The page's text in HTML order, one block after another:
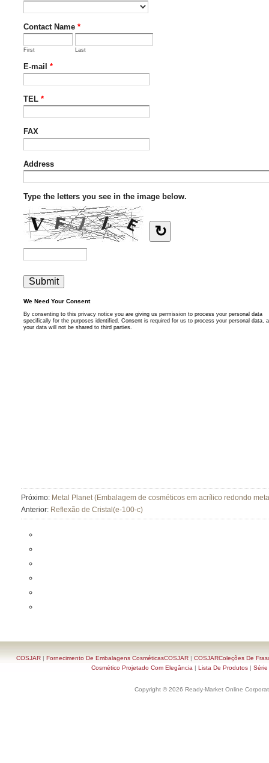
Próximo: Metal Planet (Embalagem de cosméticos em acrílico redondo
Anterior: Reflexão de Cristal(e-100-c)
COSJAR| Fornecimento De Embalagens CosméticasCOSJAR| COSJARColeções De
Cosmético Projetado Com Elegância | Lista De Produtos | Série
Copyright © 2026 Ready-Market Online